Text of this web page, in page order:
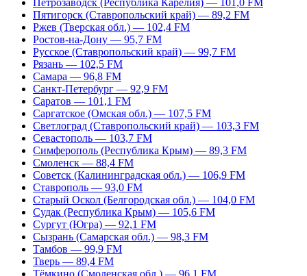
Петрозаводск (Республика Карелия) — 101,0 FM
Пятигорск (Ставропольский край) — 89,2 FM
Ржев (Тверская обл.) — 102,4 FM
Ростов-на-Дону — 95,7 FM
Русское (Ставропольский край) — 99,7 FM
Рязань — 102,5 FM
Самара — 96,8 FM
Санкт-Петербург — 92,9 FM
Саратов — 101,1 FM
Саргатское (Омская обл.) — 107,5 FM
Светлоград (Ставропольский край) — 103,3 FM
Севастополь — 103,7 FM
Симферополь (Республика Крым) — 89,3 FM
Смоленск — 88,4 FM
Советск (Калининградская обл.) — 106,9 FM
Ставрополь — 93,0 FM
Старый Оскол (Белгородская обл.) — 104,0 FM
Судак (Республика Крым) — 105,6 FM
Сургут (Югра) — 92,1 FM
Сызрань (Самарская обл.) — 98,3 FM
Тамбов — 99,9 FM
Тверь — 89,4 FM
Тёмкино (Смоленская обл.) — 96,1 FM